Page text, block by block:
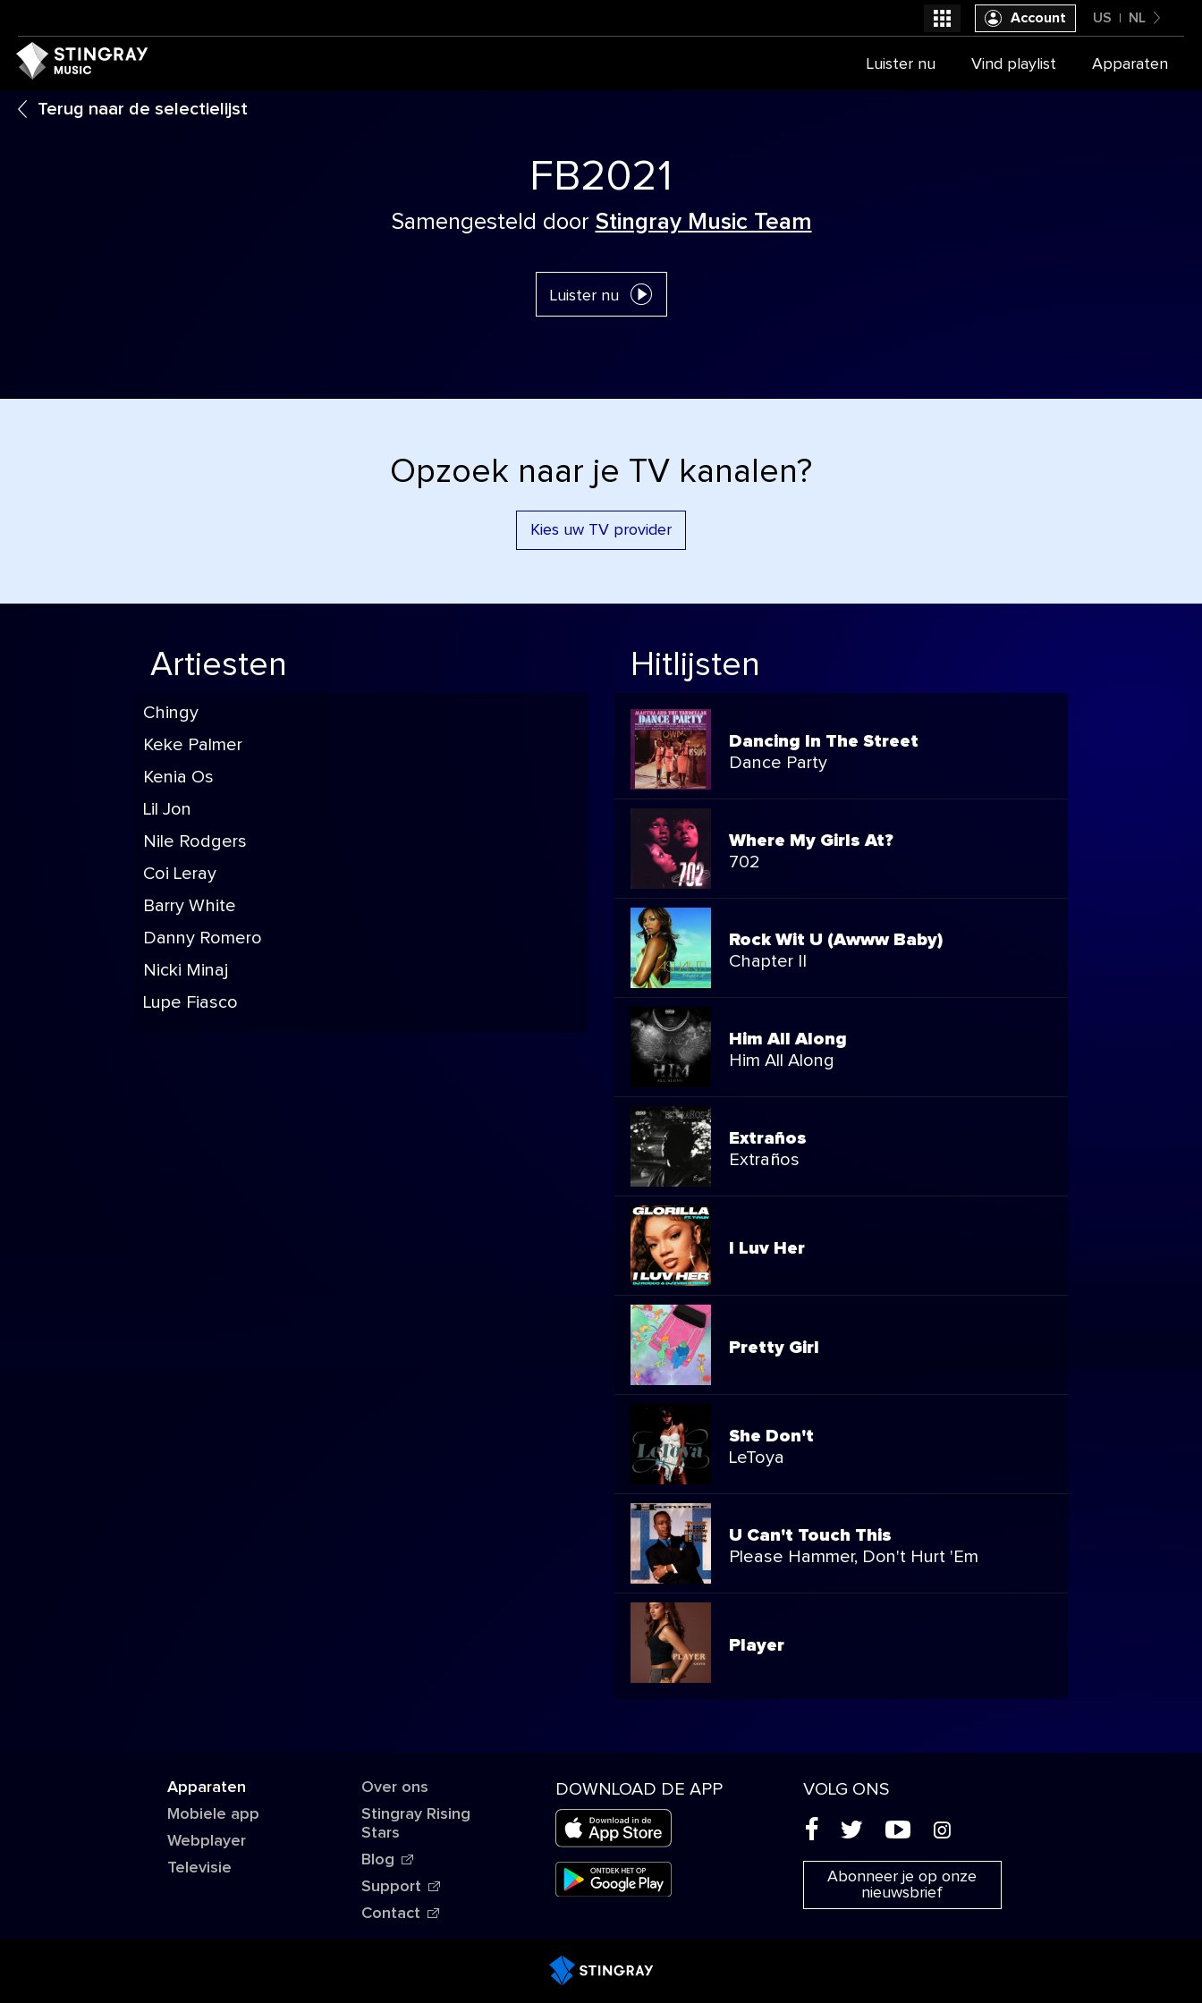
Terug naar de selectielijst
FB2021
Samengesteld door Stingray Music Team
Luister nu
Opzoek naar je TV kanalen?
Kies uw TV provider
Artiesten
Chingy
Keke Palmer
Kenia Os
Lil Jon
Nile Rodgers
Coi Leray
Barry White
Danny Romero
Nicki Minaj
Lupe Fiasco
Hitlijsten
Dancing In The Street
Dance Party
Where My Girls At?
702
Rock Wit U (Awww Baby)
Chapter II
Him All Along
Him All Along
Extraños
Extraños
I Luv Her
Pretty Girl
She Don't
LeToya
U Can't Touch This
Please Hammer, Don't Hurt 'Em
Player
Apparaten
Mobiele app
Webplayer
Televisie
Over ons
Stingray Rising
Stars
Blog
Support
Contact
DOWNLOAD DE APP VOLG ONS
( ' + &
Abonneer je op onze
nieuwsbrief
United States
US NL
Account
Luister nu Vind playlist Apparaten